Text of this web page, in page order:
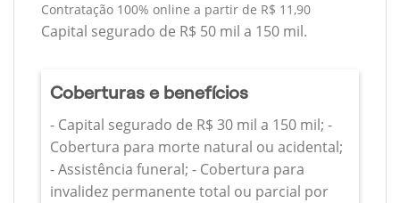
Contratação 100% online a partir de R$ 11,90
Capital segurado de R$ 50 mil a 150 mil.
Coberturas e benefícios
- Capital segurado de R$ 30 mil a 150 mil; -
Cobertura para morte natural ou acidental;
- Assistência funeral; - Cobertura para
invalidez permanente total ou parcial por